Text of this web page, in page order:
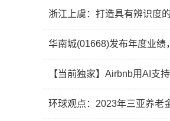
浙江上虞：打造具有辨识度
华南城(01668)发布年度业
【当前独家】Airbnb用AI支
环球观点：2023年三亚养老